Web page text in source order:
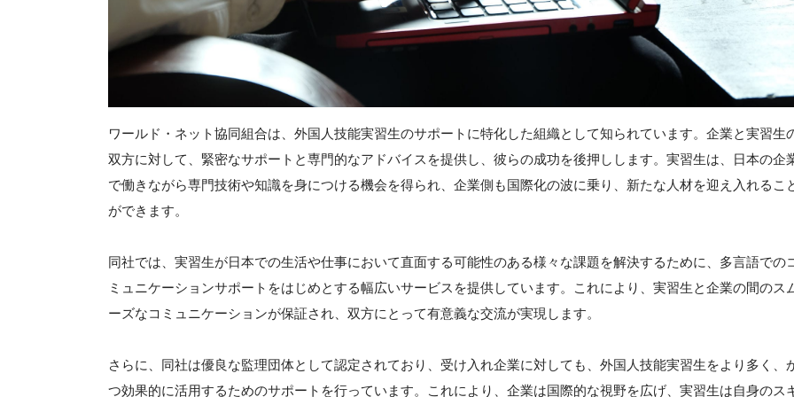
ワールド・ネット協同組合は、外国人技能実習生のサポートに特化した組織として知られています。企業と実習生
双方に対して、緊密なサポートと専門的なアドバイスを提供し、彼らの成功を後押しします。実習生は、日本の企
で働きながら専門技術や知識を身につける機会を得られ、企業側も国際化の波に乗り、新たな人材を迎え入れるこ
ができます。
同社では、実習生が日本での生活や仕事において直面する可能性のある様々な課題を解決するために、多言語での
ミュニケーションサポートをはじめとする幅広いサービスを提供しています。これにより、実習生と企業の間のス
ーズなコミュニケーションが保証され、双方にとって有意義な交流が実現します。
さらに、同社は優良な監理団体として認定されており、受け入れ企業に対しても、外国人技能実習生をより多く、
つ効果的に活用するためのサポートを行っています。これにより、企業は国際的な視野を広げ、実習生は自身のス